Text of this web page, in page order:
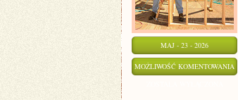
MAJ - 23 - 2026
MOŻLIWOŚĆ KOMENTOWANIA